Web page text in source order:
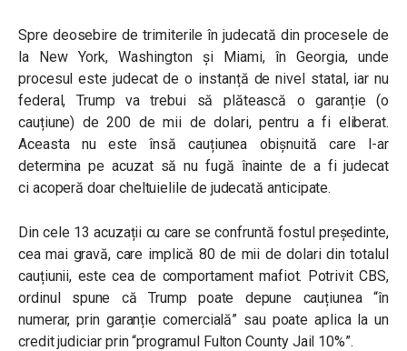
Spre deosebire de trimiterile în judecată din procesele de
la New York, Washington și Miami, în Georgia, unde
procesul este judecat de o instanță de nivel statal, iar nu
federal, Trump va trebui să plătească o garanție (o
cauțiune) de 200 de mii de dolari, pentru a fi eliberat.
Aceasta nu este însă cauțiunea obișnuită care l-ar
determina pe acuzat să nu fugă înainte de a fi judecat
ci acoperă doar cheltuielile de judecată anticipate.
Din cele 13 acuzații cu care se confruntă fostul președinte,
cea mai gravă, care implică 80 de mii de dolari din totalul
cauțiunii, este cea de comportament mafiot. Potrivit CBS,
ordinul spune că Trump poate depune cauțiunea “în
numerar, prin garanție comercială” sau poate aplica la un
credit judiciar prin “programul Fulton County Jail 10%”.